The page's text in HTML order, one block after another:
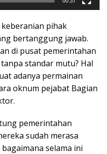
pihak
bertanggung jawab.
di pusat pemerintahan
standar mutu? Hal
adanya permainan
oknum pejabat Bagian
pemerintahan
sudah merasa
selama ini